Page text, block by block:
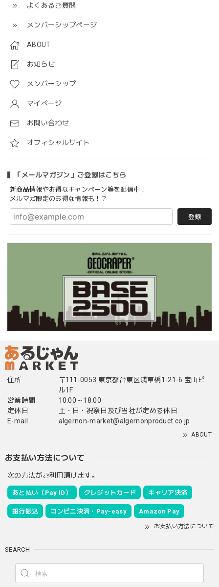
よくあるご質問
メンバーシップページ
ABOUT
お知らせ
メンバーシップ
マイページ
お問い合わせ
オフィシャルサイト
「メールマガジン」ご登録はこちら
新商品情報やお得なキャンペーン等を配信中！
メルマガ限定のお得な情報も！？
登録
住所
〒111-0053 東京都台東区浅草橋1-21-6 宝山ビ
ル1F
営業時間
10:00～18:00
定休日
土・日・祝祭日及び当社が定める休日
E-mail
algernon-market@algernonproduct.co.jp
ABOUT
お支払い方法について
次の方法がご利用頂けます。
あと払い（Pay ID） クレジットカード キャリア決済
銀行振込 コンビニ決済・Pay-easy Amazon Pay
お支払い方法について
SEARCH